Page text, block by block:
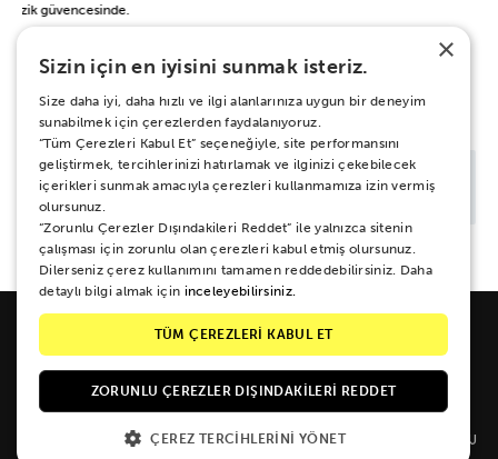
Müzik güvencesinde.
BAŞKA BİR ŞEY Mİ ARIYORSUN?
Galipdede Cad. No: 33 Tünel / Beyoğlu / İSTANBUL
ALT MENU
×
Sizin için en iyisini sunmak isteriz.
Size daha iyi, daha hızlı ve ilgi alanlarınıza uygun bir deneyim
sunabilmek için çerezlerden faydalanıyoruz.
“Tüm Çerezleri Kabul Et” seçeneğiyle, site performansını
geliştirmek, tercihlerinizi hatırlamak ve ilginizi çekebilecek
içerikleri sunmak amacıyla çerezleri kullanmamıza izin vermiş
olursunuz.
“Zorunlu Çerezler Dışındakileri Reddet” ile yalnızca sitenin
çalışması için zorunlu olan çerezleri kabul etmiş olursunuz.
Dilerseniz çerez kullanımını tamamen reddedebilirsiniz. Daha
detaylı bilgi almak için inceleyebilirsiniz.
TÜM ÇEREZLERİ KABUL ET
ZORUNLU ÇEREZLER DIŞINDAKILERI REDDET
ÇEREZ TERCIHLERINI YÖNET